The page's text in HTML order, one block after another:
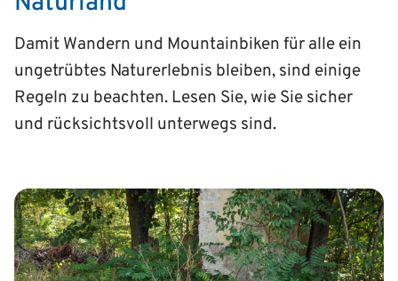
Damit Wandern und Mountainbiken für alle ein
ungetrübtes Naturerlebnis bleiben, sind einige
Regeln zu beachten. Lesen Sie, wie Sie sicher
und rücksichtsvoll unterwegs sind.